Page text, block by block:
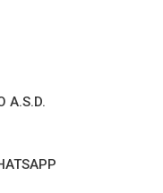
A.S.D.